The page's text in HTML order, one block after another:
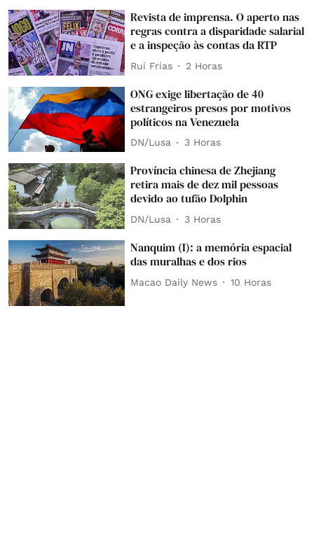
Revista de imprensa. O aperto nas
regras contra a disparidade salarial
e a inspeção às contas da RTP
Rui Frias 2 Horas
ONG exige libertação de 40
estrangeiros presos por motivos
políticos na Venezuela
DN/Lusa 3 Horas
Província chinesa de Zhejiang
retira mais de dez mil pessoas
devido ao tufão Dolphin
DN/Lusa 3 Horas
Nanquim (I): a memória espacial
das muralhas e dos rios
Macao Daily News 10 Horas